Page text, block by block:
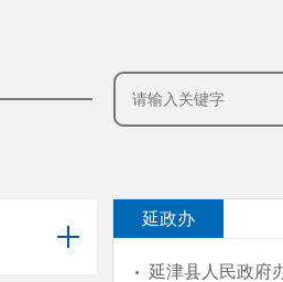
延政办
延津县人民政府